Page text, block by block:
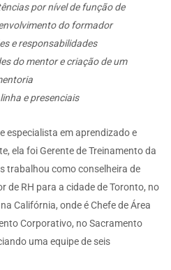
por nível de função de
do formador
e responsabilidades
do mentor e criação de um
e presenciais
especialista em aprendizado e
ela foi Gerente de Treinamento da
trabalhou como conselheira de
de RH para a cidade de Toronto, no
Califórnia, onde é Chefe de Área
Corporativo, no Sacramento
uma equipe de seis